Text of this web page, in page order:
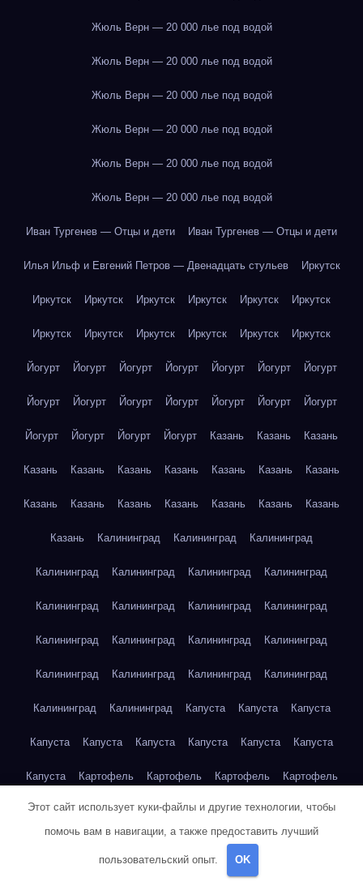
Жюль Верн — 20 000 лье под водой
Жюль Верн — 20 000 лье под водой
Жюль Верн — 20 000 лье под водой
Жюль Верн — 20 000 лье под водой
Жюль Верн — 20 000 лье под водой
Жюль Верн — 20 000 лье под водой
Иван Тургенев — Отцы и дети Иван Тургенев — Отцы и дети
Илья Ильф и Евгений Петров — Двенадцать стульев Иркутск
Иркутск Иркутск Иркутск Иркутск Иркутск Иркутск
Иркутск Иркутск Иркутск Иркутск Иркутск Иркутск
Йогурт Йогурт Йогурт Йогурт Йогурт Йогурт Йогурт
Йогурт Йогурт Йогурт Йогурт Йогурт Йогурт Йогурт
Йогурт Йогурт Йогурт Йогурт Казань Казань Казань
Казань Казань Казань Казань Казань Казань Казань
Казань Казань Казань Казань Казань Казань Казань
Казань Калининград Калининград Калининград
Калининград Калининград Калининград Калининград
Калининград Калининград Калининград Калининград
Калининград Калининград Калининград Калининград
Калининград Калининград Калининград Калининград
Калининград Калининград Капуста Капуста Капуста
Капуста Капуста Капуста Капуста Капуста Капуста
Капуста Картофель Картофель Картофель Картофель
Картофель Картофель Картофель Картофель
Картофель
Кейптаун
Этот сайт использует куки-файлы и другие технологии, чтобы
помочь вам в навигации, а также предоставить лучший
пользовательский опыт. OK